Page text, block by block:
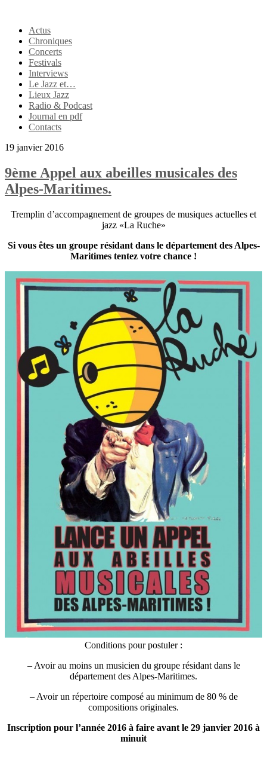
Actus
Chroniques
Concerts
Festivals
Interviews
Le Jazz et…
Lieux Jazz
Radio & Podcast
Journal en pdf
Contacts
19 janvier 2016
9ème Appel aux abeilles musicales des
Alpes-Maritimes.
Tremplin d’accompagnement de groupes de musiques actuelles et
jazz «La Ruche»
Si vous êtes un groupe résidant dans le département des Alpes-
Maritimes tentez votre chance !
Conditions pour postuler :
– Avoir au moins un musicien du groupe résidant dans le
département des Alpes-Maritimes.
– Avoir un répertoire composé au minimum de 80 % de
compositions originales.
Inscription pour l’année 2016 à faire avant le 29 janvier 2016 à
minuit